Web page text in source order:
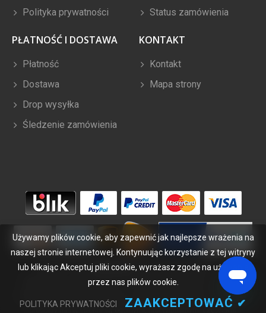
Polityka prywatności
Status zamówienia
PŁATNOŚĆ I DOSTAWA
Płatność
Dostawa
Drop wysyłka
Śledzenie zamówienia
KONTAKT
Kontakt
Mapa strony
Copyright ©2026 bateriabuy.pl. Wszelkie prawa zastrzeżone.
Wyznaczone znaki handlowe i marki są własnością ich właścicieli.
BateriaBuy.pl nie jest powiązany z żadnymi markami OEM. Wszystkie
produkty na tej stronie są ogólnymi, nieoryginalnymi częściami
Używamy plików cookie, aby zapewnić jak najlepsze wrażenia na
naszej stronie internetowej. Kontynuując korzystanie z tej witryny
lub klikając Akceptuj pliki cookie, wyrażasz zgodę na używanie
przez nas plików cookie.
POLITYKA PRYWATNOŚCI ZAAKCEPTOWAĆ ✔